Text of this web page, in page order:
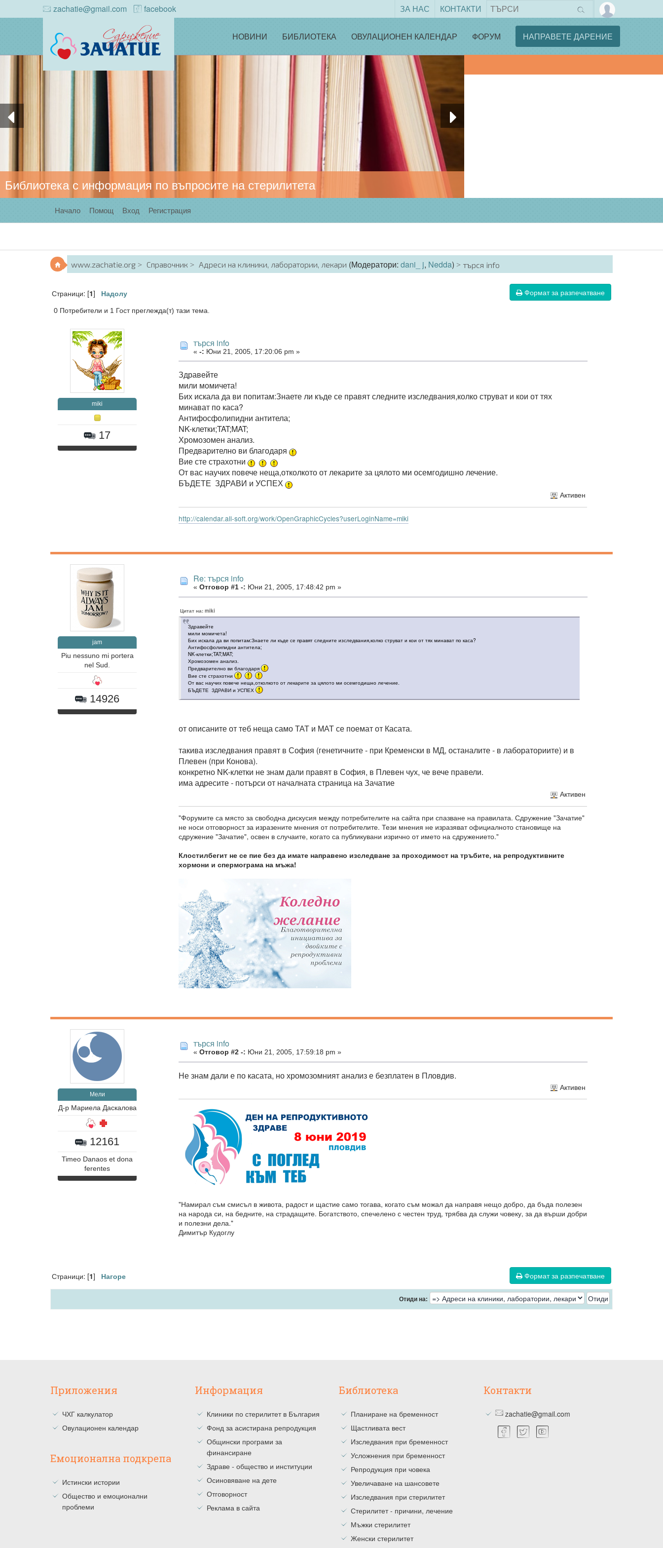
zachatie@gmail.com facebook ЗА НАС КОНТАКТИ
НОВИНИ БИБЛИОТЕКА ОВУЛАЦИОНЕН КАЛЕНДАР ФОРУМ НАПРАВЕТЕ ДАРЕНИЕ
Библиотека с информация по въпросите на стерилитета
Начало Помощ Вход Регистрация
www.zachatie.org Справочник Адреси на клиники, лаборатории, лекари (Модератори:dani_ j, Nedda) търся info
Формат за разпечатване
Страници: [1] Надолу
0 Потребители и 1 Гост преглежда(т) тази тема.
miki
17
търся info
« -: Юни 21, 2005, 17:20:06 pm »
Здравейте
мили момичета!
Бих искала да ви попитам:Знаете ли къде се правят следните изследвания,колко струват и кои от тях
минават по каса?
Антифосфолипидни антитела;
NK-клетки;TAT;MAT;
Хромозомен анализ.
Предварително ви благодаря
Вие сте страхотни
От вас научих повече неща,отколкото от лекарите за цялото ми осемгодишно лечение.
БЪДЕТЕ ЗДРАВИ и УСПЕХ
Активен
http://calendar.all-soft.org/work/OpenGraphicCycles?userLoginName=miki
jam
Piu nessuno mi portera
nel Sud.
14926
Re: търся info
« Отговор #1 -: Юни 21, 2005, 17:48:42 pm »
Цитат на: miki
Здравейте
мили момичета!
Бих искала да ви попитам:Знаете ли къде се правят следните изследвания,колко струват и кои от тях минават по каса?
Антифосфолипидни антитела;
NK-клетки;TAT;MAT;
Хромозомен анализ.
Предварително ви благодаря
Вие сте страхотни
От вас научих повече неща,отколкото от лекарите за цялото ми осемгодишно лечение.
БЪДЕТЕ ЗДРАВИ и УСПЕХ
от описаните от теб неща само ТАТ и МАТ се поемат от Касата.
такива изследвания правят в София (генетичните - при Кременски в МД, останалите - в лабораториите) и в
Плевен (при Конова).
конкретно NK-клетки не знам дали правят в София, в Плевен чух, че вече правели.
има адресите - потърси от началната страница на Зачатие
Активен
"Форумите са място за свободна дискусия между потребителите на сайта при спазване на правилата. Сдружение "Зачатие"
не носи отговорност за изразените мнения от потребителите. Тези мнения не изразяват официалното становище на
сдружение "Зачатие", освен в случаите, когато са публикувани изрично от името на сдружението."
Клостилбегит не се пие без да имате направено изследване за проходимост на тръбите, на репродуктивните
хормони и спермограма на мъжа!
Мели
Д-р Мариела Даскалова
12161
Timeo Danaos et dona
ferentes
търся info
« Отговор #2 -: Юни 21, 2005, 17:59:18 pm »
Не знам дали е по касата, но хромозомният анализ е безплатен в Пловдив.
Активен
"Намирал съм смисъл в живота, радост и щастие само тогава, когато съм можал да направя нещо добро, да бъда полезен
на народа си, на бедните, на страдащите. Богатството, спечелено с честен труд, трябва да служи човеку, за да върши добри
и полезни дела."
Димитър Кудоглу
Формат за разпечатване
Страници: [1] Нагоре
Отиди на:
Приложения
ЧХГ калкулатор
Овулационен календар
Емоционална подкрепа
Истински истории
Общество и емоционални
проблеми
Информация
Клиники по стерилитет в България
Фонд за асистирана репродукция
Общински програми за
финансиране
Здраве - общество и институции
Осиновяване на дете
Отговорност
Реклама в сайта
Библиотека
Планиране на бременност
Щастливата вест
Изследвания при бременност
Усложнения при бременност
Репродукция при човека
Увеличаване на шансовете
Изследвания при стерилитет
Стерилитет - причини, лечение
Мъжки стерилитет
Женски стерилитет
Контакти
zachatie@gmail.com